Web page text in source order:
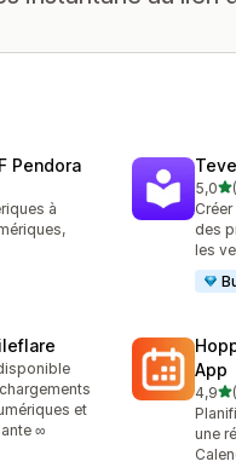
Pendora
à
5,0
665
des
les
et
∞
App
4,9
366
une